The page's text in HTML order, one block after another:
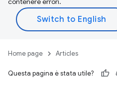
Home page Articles
Questa pagina è stata utile?